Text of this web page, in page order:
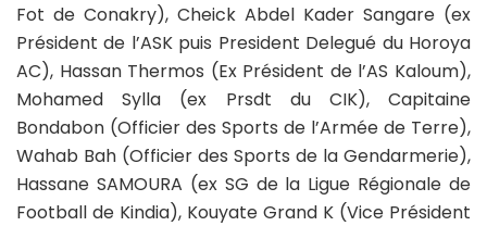
Fot de Conakry), Cheick Abdel Kader Sangare (ex
Président de l’ASK puis President Delegué du Horoya
AC), Hassan Thermos (Ex Président de l’AS Kaloum),
Mohamed Sylla (ex Prsdt du CIK), Capitaine
Bondabon (Officier des Sports de l’Armée de Terre),
Wahab Bah (Officier des Sports de la Gendarmerie),
Hassane SAMOURA (ex SG de la Ligue Régionale de
Football de Kindia), Kouyate Grand K (Vice Président